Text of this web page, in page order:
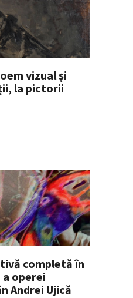
vizual și
la pictorii
completă în
a operei
Andrei Ujică